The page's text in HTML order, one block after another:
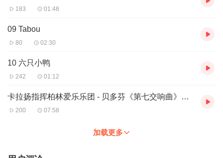
183 01:48
09 Tabou
80 02:30
10 六只小鸭
242 01:12
卡拉扬指挥柏林爱乐乐团 - 贝多芬《第七交响曲》第二乐章 小快板
200 07:58
加载更多